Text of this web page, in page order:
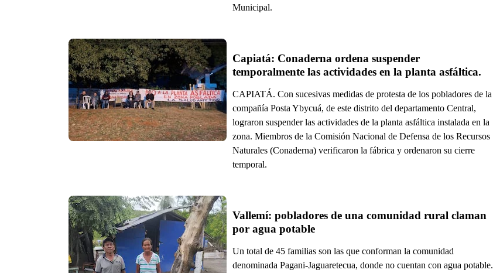
Municipal.
Capiatá: Conaderna ordena suspender
temporalmente las actividades en la planta asfáltica.
CAPIATÁ. Con sucesivas medidas de protesta de los pobladores de la
compañía Posta Ybycuá, de este distrito del departamento Central,
lograron suspender las actividades de la planta asfáltica instalada en la
zona. Miembros de la Comisión Nacional de Defensa de los Recursos
Naturales (Conaderna) verificaron la fábrica y ordenaron su cierre
temporal.
Vallemí: pobladores de una comunidad rural claman
por agua potable
Un total de 45 familias son las que conforman la comunidad
denominada Pagani-Jaguaretecua, donde no cuentan con agua potable.